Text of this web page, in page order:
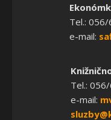
Tel.:
e-mail:
Tel.:
e-mail: